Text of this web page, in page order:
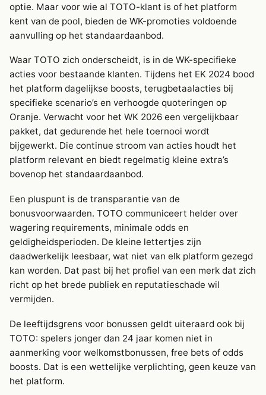
optie. Maar voor wie al TOTO-klant is of het platform
kent van de pool, bieden de WK-promoties voldoende
aanvulling op het standaardaanbod.
Waar TOTO zich onderscheidt, is in de WK-specifieke
acties voor bestaande klanten. Tijdens het EK 2024 bood
het platform dagelijkse boosts, terugbetaalacties bij
specifieke scenario’s en verhoogde quoteringen op
Oranje. Verwacht voor het WK 2026 een vergelijkbaar
pakket, dat gedurende het hele toernooi wordt
bijgewerkt. Die continue stroom van acties houdt het
platform relevant en biedt regelmatig kleine extra’s
bovenop het standaardaanbod.
Een pluspunt is de transparantie van de
bonusvoorwaarden. TOTO communiceert helder over
wagering requirements, minimale odds en
geldigheidsperioden. De kleine lettertjes zijn
daadwerkelijk leesbaar, wat niet van elk platform gezegd
kan worden. Dat past bij het profiel van een merk dat zich
richt op het brede publiek en reputatieschade wil
vermijden.
De leeftijdsgrens voor bonussen geldt uiteraard ook bij
TOTO: spelers jonger dan 24 jaar komen niet in
aanmerking voor welkomstbonussen, free bets of odds
boosts. Dat is een wettelijke verplichting, geen keuze van
het platform.